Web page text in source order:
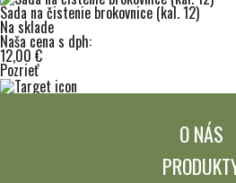
Sada na čistenie brokovnice (kal. 12)
Na sklade
Naša cena s dph:
12,00 €
Pozrieť
O NÁS